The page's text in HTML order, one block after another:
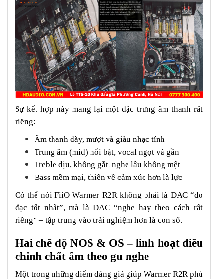
Sự kết hợp này mang lại một đặc trưng âm thanh rất
riêng:
Âm thanh dày, mượt và giàu nhạc tính
Trung âm (mid) nổi bật, vocal ngọt và gần
Treble dịu, không gắt, nghe lâu không mệt
Bass mềm mại, thiên về cảm xúc hơn là lực
Có thể nói FiiO Warmer R2R không phải là DAC “đo
đạc tốt nhất”, mà là DAC “nghe hay theo cách rất
riêng” – tập trung vào trải nghiệm hơn là con số.
Hai chế độ NOS & OS – linh hoạt điều
chỉnh chất âm theo gu nghe
Một trong những điểm đáng giá giúp Warmer R2R phù